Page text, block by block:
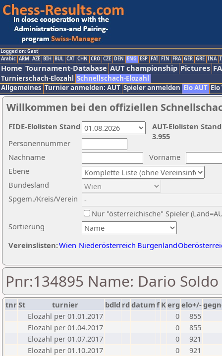
Logged on: Gast
Arabic ARM AZE BIH BUL CAT CHN CRO CZE DEN ENG ESP FAI FIN FRA GER GRE INA
Home Tournament-Database AUT championship Pictures
Turnierschach-Elozahl Schnellschach-Elozahl
Allgemeines Turnier anmelden: AUT Spieler anmelden Elo AUT
Willkommen bei den offiziellen
Nachname
Vorname
Ebene
Sortierung
Personennummer
Bundesland
Spgem./Kreis/Verein
Nur "österreichische" Spieler
Vereinslisten:Wien Niederösterreich Burgenland
AUT-Elolisten
3.955
FIDE-Elolisten Stand
Pnr:134895 Name: Dario Soldo
tnrSt turnier bdld rd datumf Kerg elo+/-
Elozahl per 01.01.2017
0
855
Elozahl per 01.04.2017
0
855
Elozahl per 01.07.2017
0
921
Elozahl per 01.10.2017
0
921